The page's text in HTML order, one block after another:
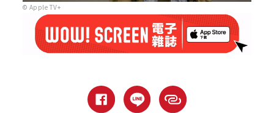
© Apple TV+